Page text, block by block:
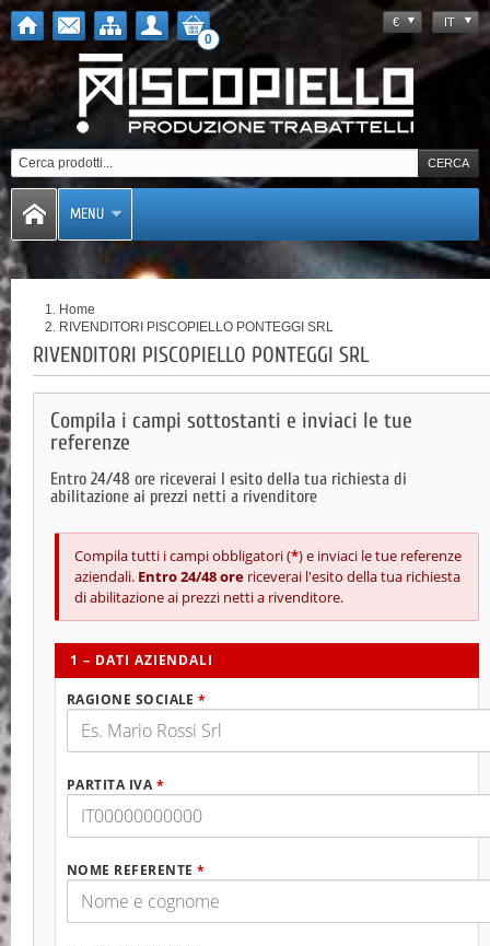
€ IT
0
MENU
Home
RIVENDITORI PISCOPIELLO PONTEGGI SRL
RIVENDITORI PISCOPIELLO PONTEGGI SRL
Compila i campi sottostanti e inviaci le tue
referenze
Entro 24/48 ore riceverai l esito della tua richiesta di
abilitazione ai prezzi netti a rivenditore
Compila tutti i campi obbligatori (*) e inviaci le tue referenze
aziendali. Entro 24/48 ore riceverai l'esito della tua richiesta
di abilitazione ai prezzi netti a rivenditore.
1 – DATI AZIENDALI
RAGIONE SOCIALE*
PARTITA IVA *
NOME REFERENTE *